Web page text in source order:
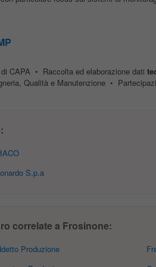
CAPA • Raccolta ed elaborazione dati
Qualità e Manutenzione •
S.p.a
correlate a Frosinone:
Produzione